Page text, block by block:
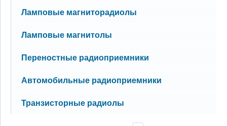
Нет новых сообщений
Ламповые магниторадиолы
Нет новых сообщений
Ламповые магнитолы
Нет новых сообщений
Переностные радиоприемники
Нет новых сообщений
Автомобильные радиоприемники
Нет новых сообщений
Транзисторные радиолы